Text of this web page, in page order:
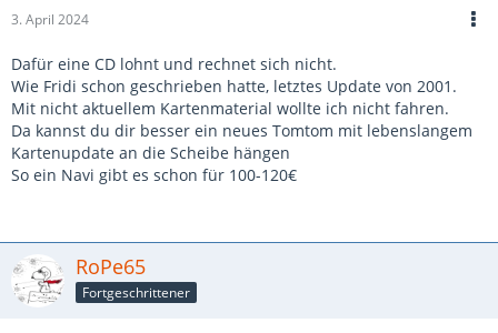
3. April 2024
Dafür eine CD lohnt und rechnet sich nicht.
Wie Fridi schon geschrieben hatte, letztes Update von 2001.
Mit nicht aktuellem Kartenmaterial wollte ich nicht fahren.
Da kannst du dir besser ein neues Tomtom mit lebenslangem
Kartenupdate an die Scheibe hängen
So ein Navi gibt es schon für 100-120€
RoPe65
Fortgeschrittener